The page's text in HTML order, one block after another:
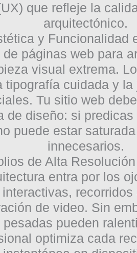
que refleje la
arquitectónico.
y Funcionalidad
de páginas web para
visual extrema.
tipografía cuidada y
Tu sitio web
de diseño: si
puede estar
innecesarios.
de Alta
entra por los
recorridos
de video. Sin
pesadas pueden
optimiza cada